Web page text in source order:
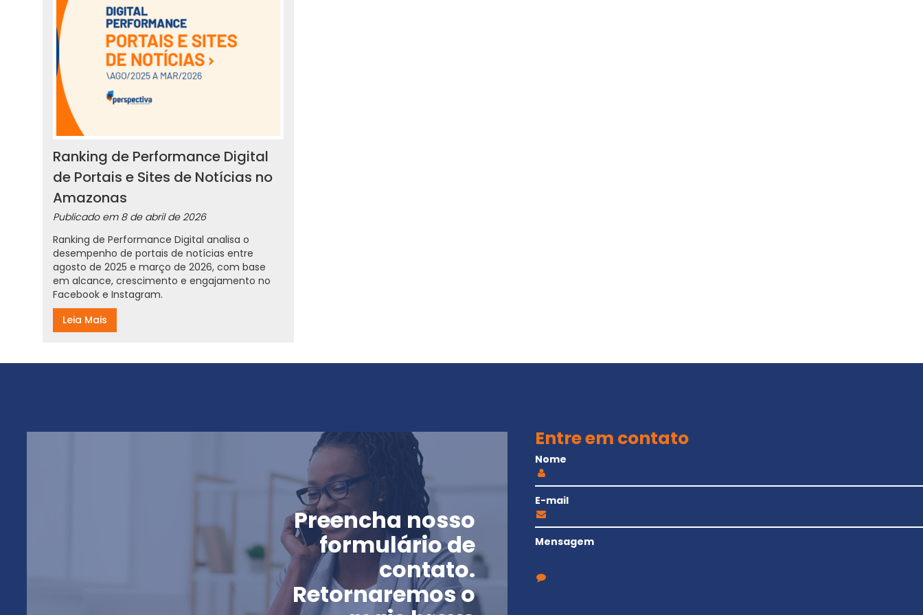
Ranking de Performance Digital
de Portais e Sites de Notícias no
Amazonas
Publicado em 8 de abril de 2026
Ranking de Performance Digital analisa o
desempenho de portais de notícias entre
agosto de 2025 e março de 2026, com base
em alcance, crescimento e engajamento no
Facebook e Instagram.
Leia Mais
Preencha nosso
formulário de
contato.
Retornaremos o
Entre em contato
Nome
E-mail
Mensagem